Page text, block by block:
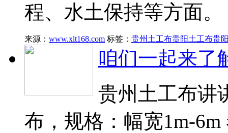
程、水土保持等方面。
来源： www.xlt168.com 标签： 贵州土工布贵阳土工布贵
咱们一起来了
贵州土工布讲
布，规格：幅宽1m-